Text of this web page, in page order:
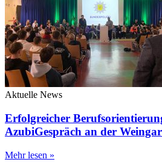
Aktuelle News
Erfolgreicher
AzubiGespräch an der
Mehr lesen »